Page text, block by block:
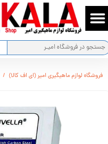
حساب کاربری من
تغییر گذر واژه
فروشگاه لوازم ماهیگیری امیر (ای اف کالا)